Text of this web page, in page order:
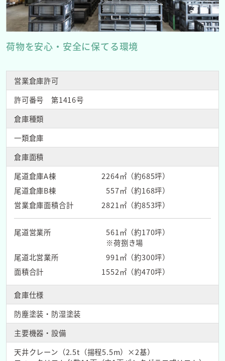
荷物を安心・安全に保てる環境
営業倉庫許可
許可番号 第1416号
倉庫種類
一類倉庫
倉庫面積
尾道倉庫A棟
2264㎡（約685坪）
尾道倉庫B棟
557㎡（約168坪）
営業倉庫面積合計
2821㎡（約853坪）
尾道営業所
561㎡（約170坪）
※荷捌き場
尾道北営業所
991㎡（約300坪）
面積合計
1552㎡（約470坪）
倉庫仕様
防塵塗装・防湿塗装
主要機器・設備
天井クレーン（2.5t（揚程5.5m）×2基）